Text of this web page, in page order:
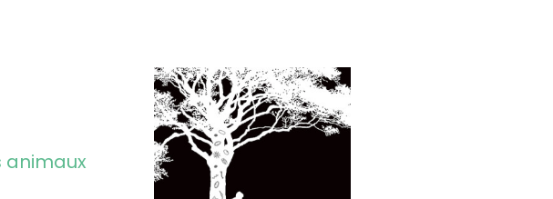
animaux